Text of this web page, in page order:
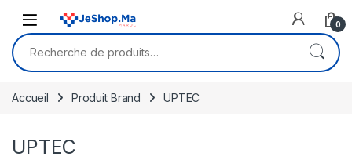
0
Recherche pour :
Accueil Produit Brand UPTEC
UPTEC